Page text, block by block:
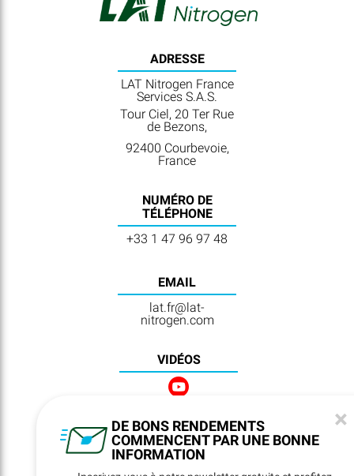
DE BONS RENDEMENTS
COMMENCENT PAR UNE BONNE
INFORMATION
×
ADRESSE
LAT Nitrogen France
Services S.A.S.
Tour Ciel, 20 Ter Rue
de Bezons,
92400 Courbevoie,
France
NUMÉRO DE
TÉLÉPHONE
+33 1 47 96 97 48
EMAIL
lat.fr@lat-
nitrogen.com
VIDÉOS
NEWSLETTER
REGISTRATION